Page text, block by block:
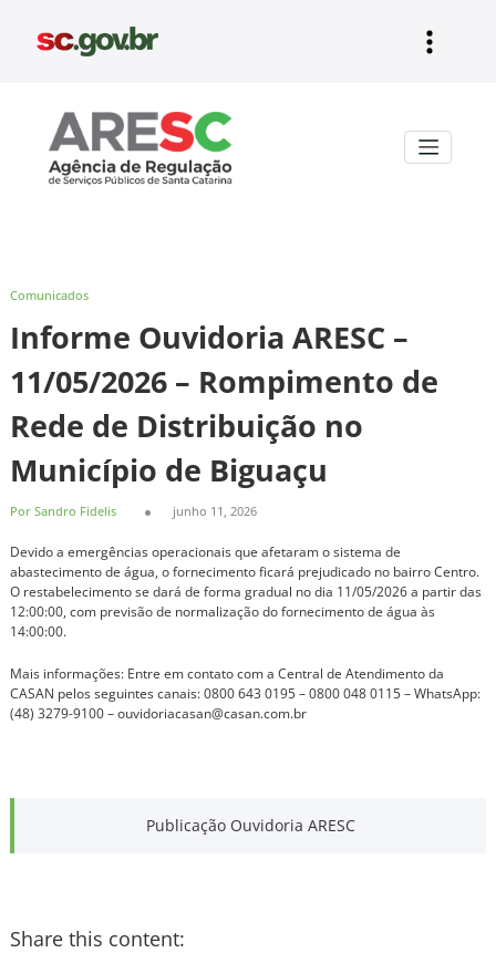
Comunicados
Informe Ouvidoria ARESC –
11/05/2026 – Rompimento de
Rede de Distribuição no
Município de Biguaçu
Por Sandro Fidelis junho 11, 2026
Devido a emergências operacionais que afetaram o sistema de
abastecimento de água, o fornecimento ficará prejudicado no bairro Centro.
O restabelecimento se dará de forma gradual no dia 11/05/2026 a partir das
12:00:00, com previsão de normalização do fornecimento de água às
14:00:00.
Mais informações: Entre em contato com a Central de Atendimento da
CASAN pelos seguintes canais: 0800 643 0195 – 0800 048 0115 – WhatsApp:
(48) 3279-9100 – ouvidoriacasan@casan.com.br
Publicação Ouvidoria ARESC
Share this content: